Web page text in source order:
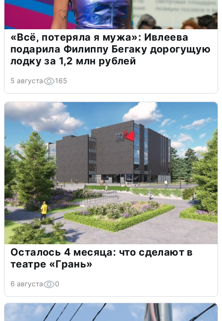
«Всё, потеряла я мужа»: Ивлеева
подарила Филиппу Бегаку дорогущую
лодку за 1,2 млн рублей
5 августа 165
Осталось 4 месяца: что сделают в
театре «Грань»
6 августа 0